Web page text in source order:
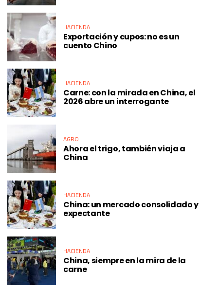
HACIENDA
Exportación y cupos: no es un
cuento Chino
HACIENDA
Carne: con la mirada en China, el
2026 abre un interrogante
AGRO
Ahora el trigo, también viaja a
China
HACIENDA
China: un mercado consolidado y
expectante
HACIENDA
China, siempre en la mira de la
carne